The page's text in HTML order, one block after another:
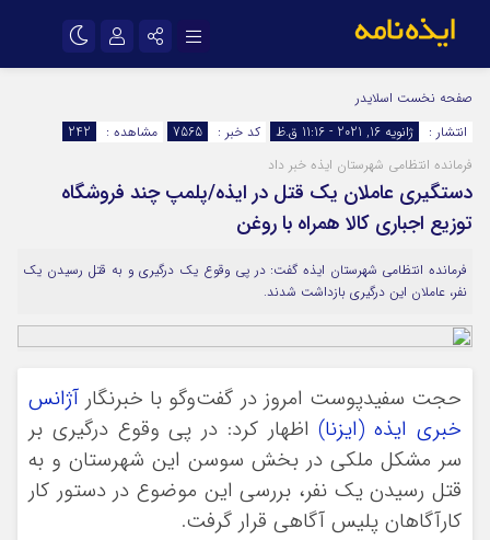
اینستاگرام
سروش
ایتا
آپارات
اپلیکیشن رمز عبور
مرا به خاطر بسپار
صفحه نخست اسلایدر
انتشار :
ژانویه 16, 2021 - 11:16 ق.ظ کد خبر : 7565 مشاهده :
242
فرمانده انتظامی شهرستان ایذه خبر داد
دستگیری عاملان یک قتل در ایذه/پلمپ چند فروشگاه
توزیع اجباری کالا همراه با روغن
فرمانده انتظامی شهرستان ایذه گفت: در پی وقوع یک درگیری و به قتل رسیدن یک
نفر، عاملان این درگیری بازداشت شدند.
حجت سفیدپوست امروز در گفت‌و‌گو با خبرنگار آژانس
خبری ایذه (ایزنا)اظهار کرد: در پی وقوع درگیری بر
سر مشکل ملکی در بخش سوسن این شهرستان و به
قتل رسیدن یک نفر، بررسی این موضوع در دستور کار
کارآگاهان پلیس آگاهی قرار گرفت.